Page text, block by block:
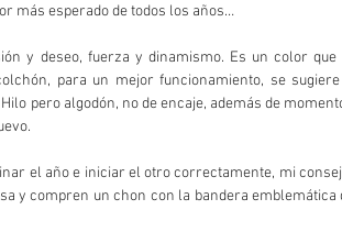
más esperado de todos los años…
y deseo, fuerza y dinamismo. Es un color
para un mejor funcionamiento, se
Hilo pero algodón, no de encaje, además de
y compren un chon con la bandera